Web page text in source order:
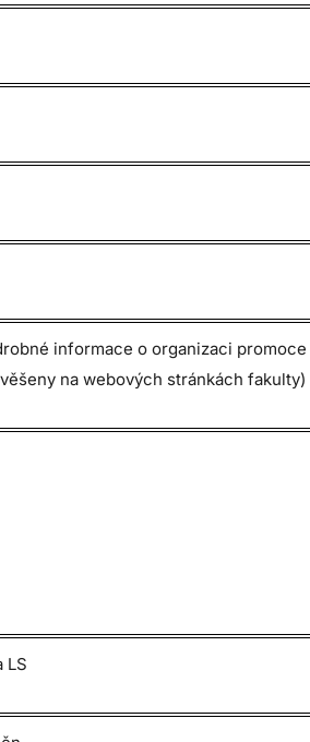
informace o organizaci promoce
na webových stránkách fakulty)
LS